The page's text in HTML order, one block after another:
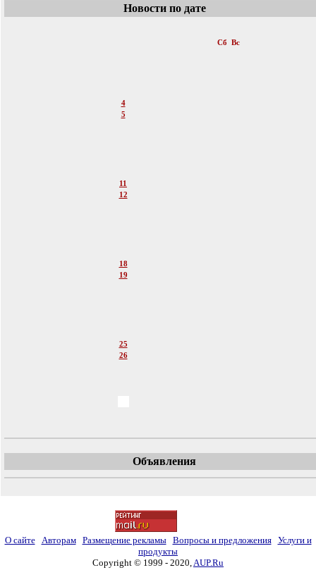
Новости по дате
Сб Вс
4
5
11
12
18
19
25
26
Объявления
О сайте Авторам Размещение рекламы Вопросы и предложения
Услуги и
продукты
Copyright © 1999 - 2020,AUP.Ru